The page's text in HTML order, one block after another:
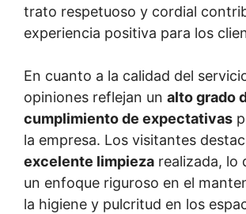
trato respetuoso y cordial
experiencia positiva para los
En cuanto a la calidad del
opiniones reflejan un alto grado
cumplimiento de expectativas
la empresa. Los visitantes
excelente limpieza realizada, lo
un enfoque riguroso en el
la higiene y pulcritud en los